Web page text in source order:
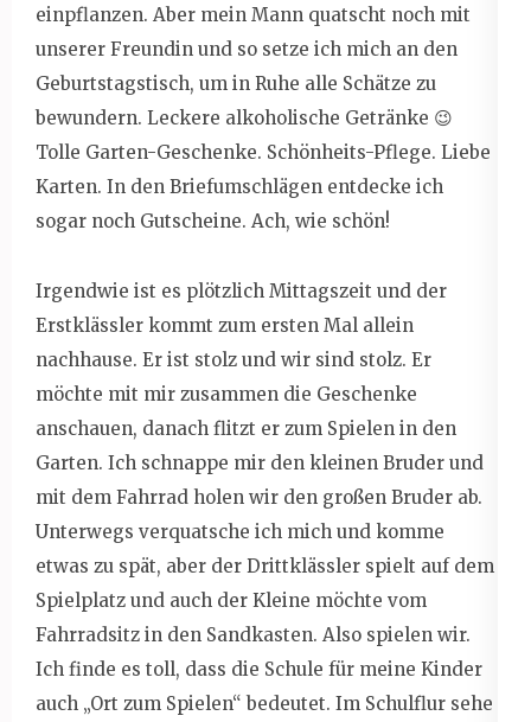
einpflanzen. Aber mein Mann quatscht noch mit
unserer Freundin und so setze ich mich an den
Geburtstagstisch, um in Ruhe alle Schätze zu
bewundern. Leckere alkoholische Getränke 😉
Tolle Garten-Geschenke. Schönheits-Pflege. Liebe
Karten. In den Briefumschlägen entdecke ich
sogar noch Gutscheine. Ach, wie schön!
Irgendwie ist es plötzlich Mittagszeit und der
Erstklässler kommt zum ersten Mal allein
nachhause. Er ist stolz und wir sind stolz. Er
möchte mit mir zusammen die Geschenke
anschauen, danach flitzt er zum Spielen in den
Garten. Ich schnappe mir den kleinen Bruder und
mit dem Fahrrad holen wir den großen Bruder ab.
Unterwegs verquatsche ich mich und komme
etwas zu spät, aber der Drittklässler spielt auf dem
Spielplatz und auch der Kleine möchte vom
Fahrradsitz in den Sandkasten. Also spielen wir.
Ich finde es toll, dass die Schule für meine Kinder
auch „Ort zum Spielen“ bedeutet. Im Schulflur sehe